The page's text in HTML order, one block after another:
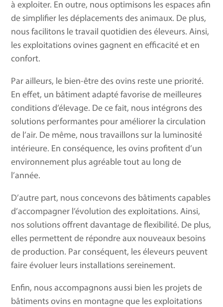
à exploiter. En outre, nous optimisons les espaces afin
de simplifier les déplacements des animaux. De plus,
nous facilitons le travail quotidien des éleveurs. Ainsi,
les exploitations ovines gagnent en efficacité et en
confort.
Par ailleurs, le bien-être des ovins reste une priorité.
En effet, un bâtiment adapté favorise de meilleures
conditions d’élevage. De ce fait, nous intégrons des
solutions performantes pour améliorer la circulation
de l’air. De même, nous travaillons sur la luminosité
intérieure. En conséquence, les ovins profitent d’un
environnement plus agréable tout au long de
l’année.
D’autre part, nous concevons des bâtiments capables
d’accompagner l’évolution des exploitations. Ainsi,
nos solutions offrent davantage de flexibilité. De plus,
elles permettent de répondre aux nouveaux besoins
de production. Par conséquent, les éleveurs peuvent
faire évoluer leurs installations sereinement.
Enfin, nous accompagnons aussi bien les projets de
bâtiments ovins en montagne que les exploitations